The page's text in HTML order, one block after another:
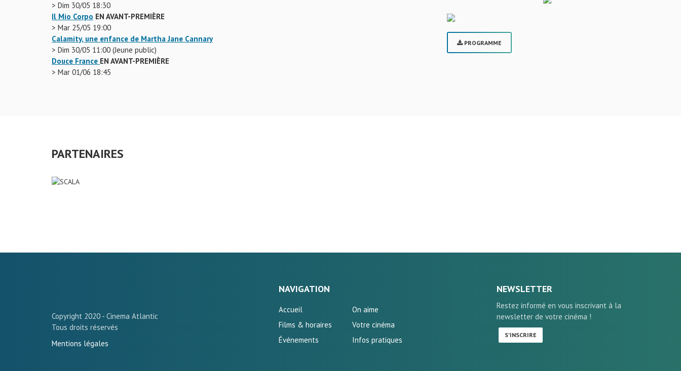
> Dim 30/05 18:30
Il Mio Corpo EN AVANT-PREMIÈRE
> Mar 25/05 19:00
Calamity, une enfance de Martha Jane Cannary
> Dim 30/05 11:00 (Jeune public)
Douce France EN AVANT-PREMIÈRE
> Mar 01/06 18:45
PROGRAMME
PARTENAIRES
Copyright 2020 - Cinema Atlantic
Tous droits réservés
Mentions légales
NAVIGATION
Accueil
Films & horaires
Événements
On aime
Votre cinéma
Infos pratiques
NEWSLETTER
Restez informé en vous inscrivant à la
newsletter de votre cinéma !
S'INSCRIRE